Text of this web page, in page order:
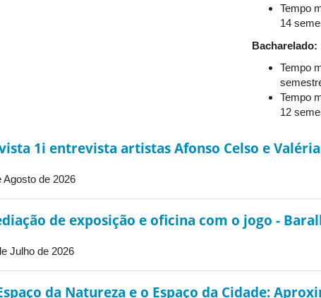
Tempo
14
Bacharelado:
Tempo
Tempo
12
1i entrevista artistas Afonso Celso e
Agosto de 2026
de exposição e oficina com o jogo -
Julho de 2026
da Natureza e o Espaço da Cidade: